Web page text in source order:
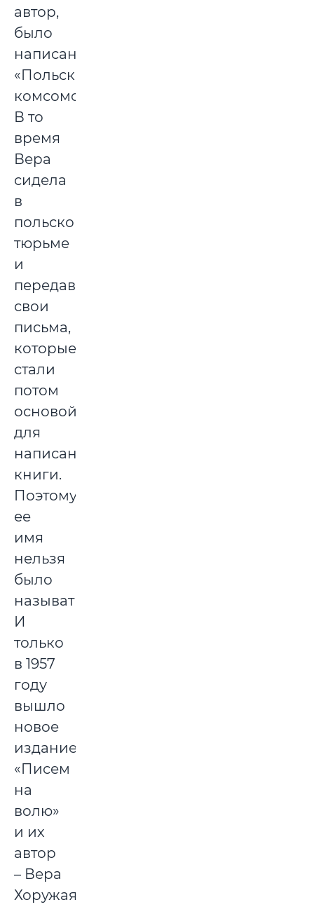
автор,
было
написано:
«Польская
комсомолка».
В то
время
Вера
сидела
в
польской
тюрьме
и
передавала
свои
письма,
которые
стали
потом
основой
для
написания
книги.
Поэтому
ее
имя
нельзя
было
называть.
И
только
в 1957
году
вышло
новое
издание
«Писем
на
волю»
и их
автор
– Вера
Хоружая.